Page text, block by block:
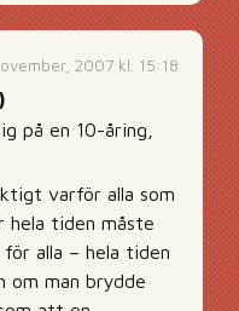
2007 kl. 15:18
på en 10-åring,
varför alla som
hela tiden måste
alla – hela tiden
om man brydde